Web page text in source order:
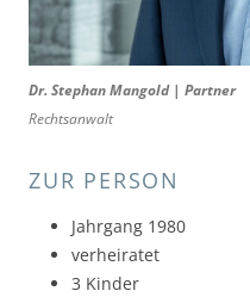
Dr. Stephan Mangold | Partner
Rechtsanwalt
ZUR PERSON
Jahrgang 1980
verheiratet
3 Kinder